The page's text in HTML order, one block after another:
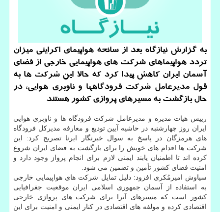
به گزارش نیازگاه بعد از سانحه هواپیمای اكراینی میزان
تردد هواپیماهای شركت های هواپیمایی خارجی از فضای
آسمان ایران كاهش پیدا كرد كه حالا این شركت ها به
قول مدیرعامل شركت فرودگاهها و ناوبری هوایی، در
حال بازگشت به مسیرهای پروازی كشور هستند
رییس هیات مدیره و مدیرعامل شركت فرودگاه ها و ناوبری هوایی
ایران روز چهارشنبه در حاشیه آیین تودیع و معارفه مدیركل فرودگاه
های هرمزگان در پاسخ به سوال خبرنگار ایرنا تصریح كرد: این
شركت ها اقدام های خویش را برای بازگشت به فضای ایران شروع
كرده اند تا اطمنیان یابند ایمنی لازم برای انجام پرواز وجود دارد و
امنیت فضای كشور تأمین و تضمین می شود.
سیاوش امیرمُكری افزود: دلیل تمایل شركت های هواپیمایی خارجی
به استفاده از آسمان جمهوری اسلامی ایران موقعیت جغرافیایی
كشور است كه مسیرهای آنرا برای شركت های پروازی خارجی
اقتصادی كرده و مولفه های اقتصادی در كنار ایمنی و امنیت برای این